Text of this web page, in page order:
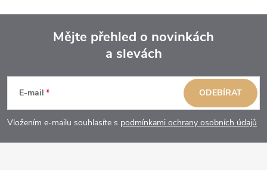
p
a
Mějte přehled o novinkách
a slevách
E-mail
Vložením e-mailu souhlasíte s podmínkami ochrany osobních údajů
ODEBÍRAT